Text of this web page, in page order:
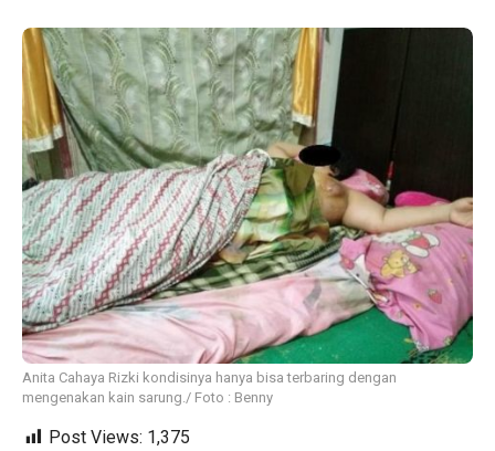
Anita Cahaya Rizki kondisinya hanya bisa terbaring dengan
mengenakan kain sarung./ Foto : Benny
Post Views: 1,375